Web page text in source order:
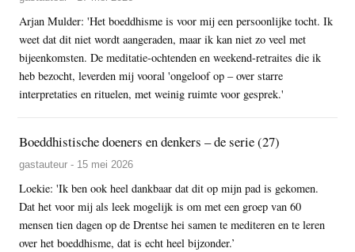
Arjan Mulder: 'Het boeddhisme is voor mij een persoonlijke tocht. Ik
weet dat dit niet wordt aangeraden, maar ik kan niet zo veel met
bijeenkomsten. De meditatie-ochtenden en weekend-retraites die ik
heb bezocht, leverden mij vooral 'ongeloof op – over starre
interpretaties en rituelen, met weinig ruimte voor gesprek.'
Boeddhistische doeners en denkers – de serie (27)
gastauteur - 15 mei 2026
Loekie: 'Ik ben ook heel dankbaar dat dit op mijn pad is gekomen.
Dat het voor mij als leek mogelijk is om met een groep van 60
mensen tien dagen op de Drentse hei samen te mediteren en te leren
over het boeddhisme, dat is echt heel bijzonder.’